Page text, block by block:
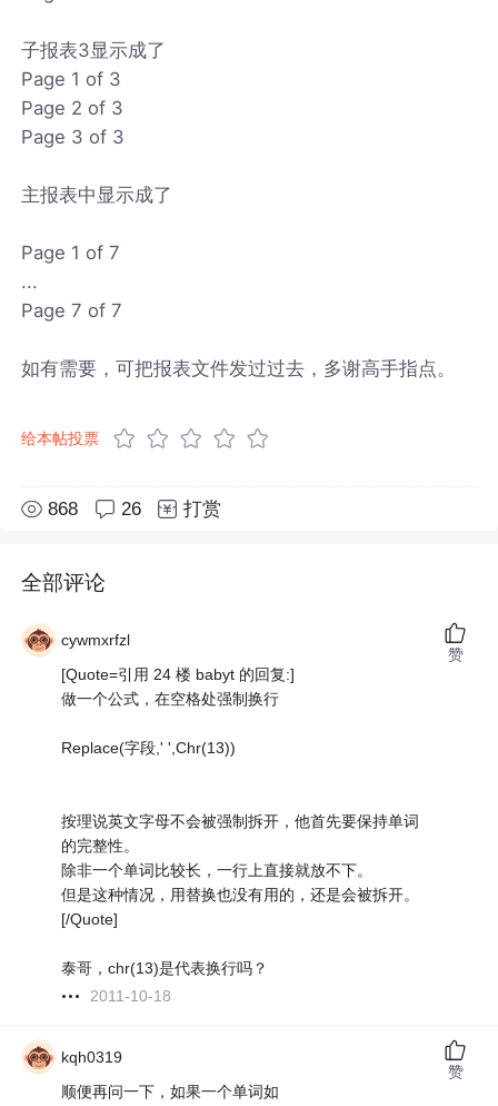
子报表3显示成了
Page 1 of 3
Page 2 of 3
Page 3 of 3
主报表中显示成了
Page 1 of 7
...
Page 7 of 7
如有需要，可把报表文件发过过去，多谢高手指点。
给本帖投票
868 26 打赏
全部评论
cywmxrfzl
[Quote=引用 24 楼 babyt 的回复:]
做一个公式，在空格处强制换行
Replace(字段,' ',Chr(13))
按理说英文字母不会被强制拆开，他首先要保持单词
的完整性。
除非一个单词比较长，一行上直接就放不下。
但是这种情况，用替换也没有用的，还是会被拆开。
[/Quote]
泰哥，chr(13)是代表换行吗？
2011-10-18
赞
kqh0319
顺便再问一下，如果一个单词如
赞